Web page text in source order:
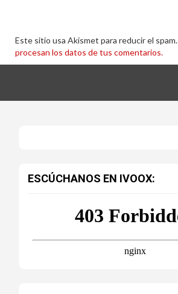
Este sitio usa Akismet para reducir el spam.
procesan los datos de tus comentarios.
ESCÚCHANOS EN IVOOX: